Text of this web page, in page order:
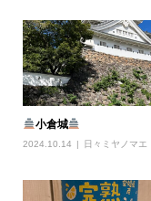
小倉城
2024.10.14 日々ミヤノマエ